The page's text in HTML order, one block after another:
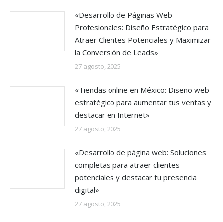
«Desarrollo de Páginas Web
Profesionales: Diseño Estratégico para
Atraer Clientes Potenciales y Maximizar
la Conversión de Leads»
27 agosto, 2025
«Tiendas online en México: Diseño web
estratégico para aumentar tus ventas y
destacar en Internet»
27 agosto, 2025
«Desarrollo de página web: Soluciones
completas para atraer clientes
potenciales y destacar tu presencia
digital»
27 agosto, 2025